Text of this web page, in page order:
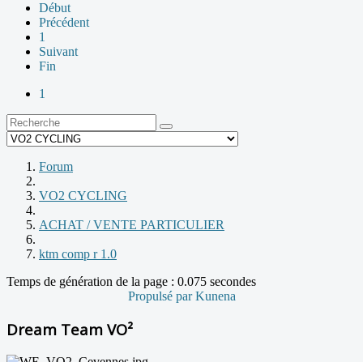
Début
Précédent
1
Suivant
Fin
1
Forum
VO2 CYCLING
ACHAT / VENTE PARTICULIER
ktm comp r 1.0
Temps de génération de la page : 0.075 secondes
Propulsé parKunena
Dream Team VO²